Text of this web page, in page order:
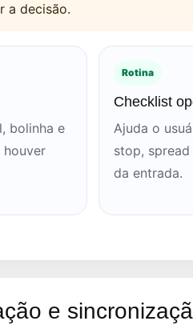
a decisão.
bolinha e
Rotina
Checklist
Ajuda o
stop,
da entrada.
e